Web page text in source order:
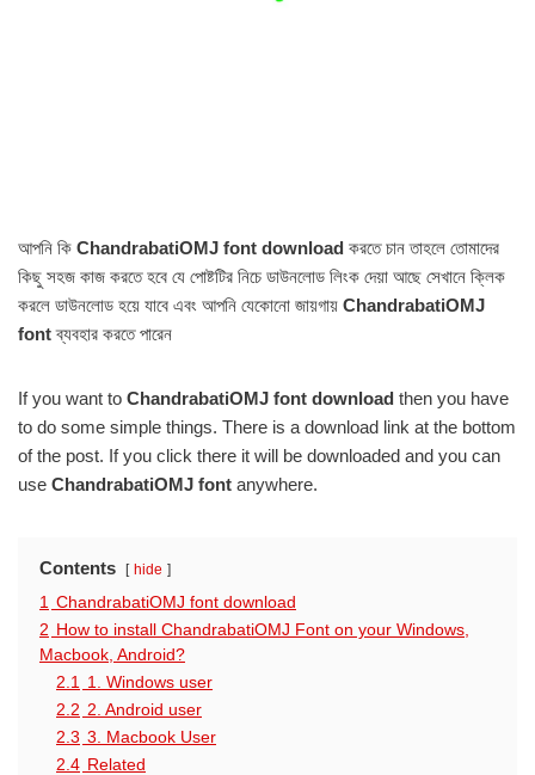
আপনি কি ChandrabatiOMJ font download করতে চান তাহলে তোমাদের
কিছু সহজ কাজ করতে হবে যে পোষ্টটির নিচে ডাউনলোড লিংক দেয়া আছে সেখানে ক্লিক
করলে ডাউনলোড হয়ে যাবে এবং আপনি যেকোনো জায়গায় ChandrabatiOMJ
fontব্যবহার করতে পারেন
If you want to ChandrabatiOMJ font download then you have
to do some simple things. There is a download link at the bottom
of the post. If you click there it will be downloaded and you can
use ChandrabatiOMJ font anywhere.
Contents hide
1 ChandrabatiOMJ font download
2 How to install ChandrabatiOMJ Font on your Windows,
Macbook, Android?
2.1
1. Windows user
2.2 2. Android user
2.3 3. Macbook User
2.4 Related